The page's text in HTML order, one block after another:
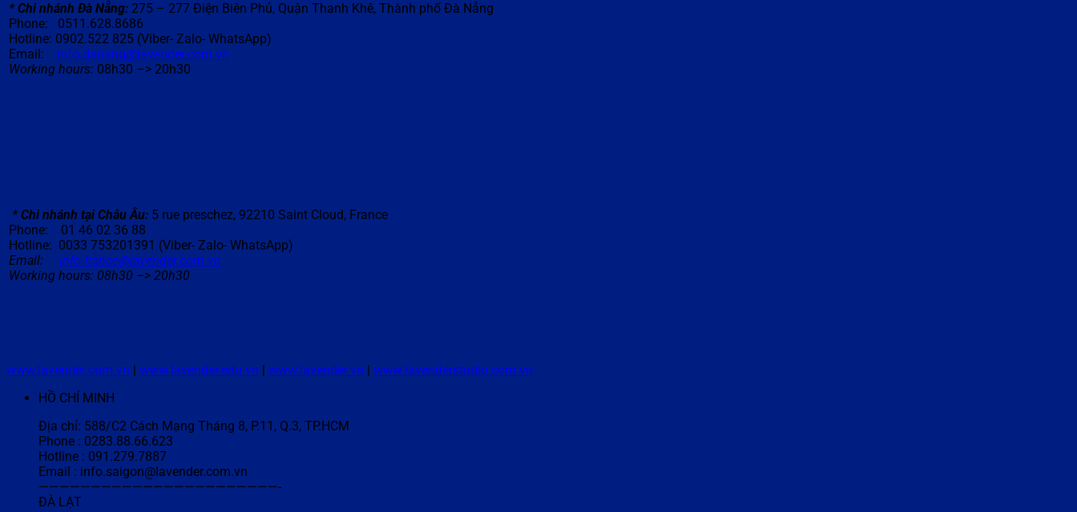
* Chi nhánh Đà Nẵng: 275 – 277 Điện Biên Phủ, Quận Thanh Khê, Thành phố Đà Nẵng
Phone: 0511.628.8686
Hotline: 0902.522 825 (Viber- Zalo- WhatsApp)
Email: info.danang@lavender.com.vn
Working hours: 08h30 –> 20h30
* Chi nhánh tại ChâuÂu: 5 rue preschez, 92210 Saint Cloud, France
Phone: 01 46 02 36 88
Hotline: 0033 753201391 (Viber- Zalo- WhatsApp)
Email: info.france@lavender.com.vn
Working hours: 08h30 –> 20h30
www.lavender.com.vn | www.lavender.edu.vn | www.lavender.vn | www.lavenderstudio.com.vn
HỒ CHÍ MINH
Địa chỉ: 588/C2 Cách Mạng Tháng 8, P.11, Q.3, TP.HCM
Phone : 0283.88.66.623
Hotline : 091.279.7887
Email : info.saigon@lavender.com.vn
———————————————————————-
ĐÀ LẠT